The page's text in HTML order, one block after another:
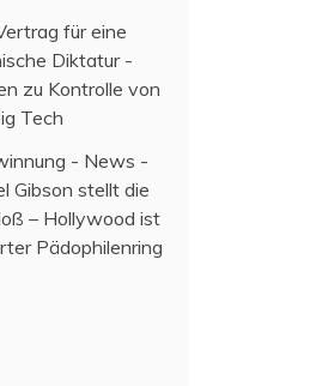
für eine
Diktatur -
zu Kontrolle von
Tech
- News -
Gibson stellt die
– Hollywood ist
Pädophilenring